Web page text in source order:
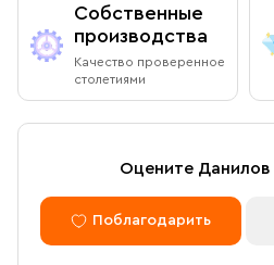
Собственные
производства
Качество проверенное
столетиями
Оцените
Поблагодарить